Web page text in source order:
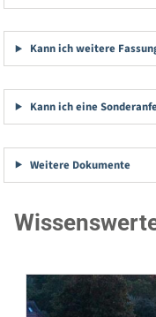
Kann ich weitere
Kann ich eine
Weitere Dokumente